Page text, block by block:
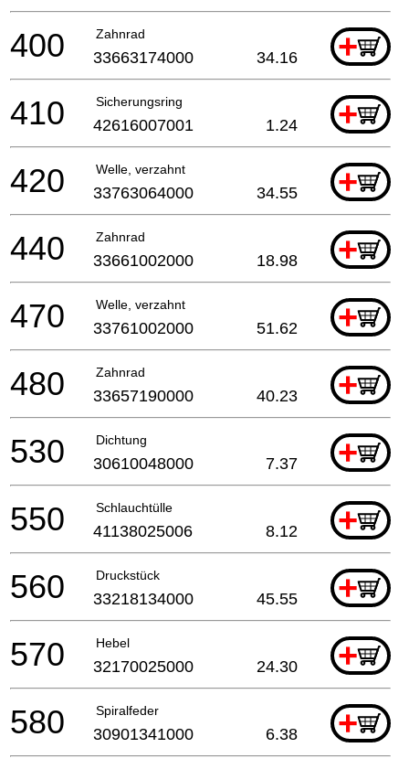
Zahnrad +
400 33663174000 34.16
Sicherungsring +
410 42616007001 1.24
Welle, verzahnt +
420 33763064000 34.55
Zahnrad +
440 33661002000 18.98
Welle, verzahnt +
470 33761002000 51.62
Zahnrad +
480 33657190000 40.23
Dichtung +
530 30610048000 7.37
Schlauchtülle +
550 41138025006 8.12
Druckstück +
560 33218134000 45.55
Hebel +
570 32170025000 24.30
Spiralfeder +
580 30901341000 6.38